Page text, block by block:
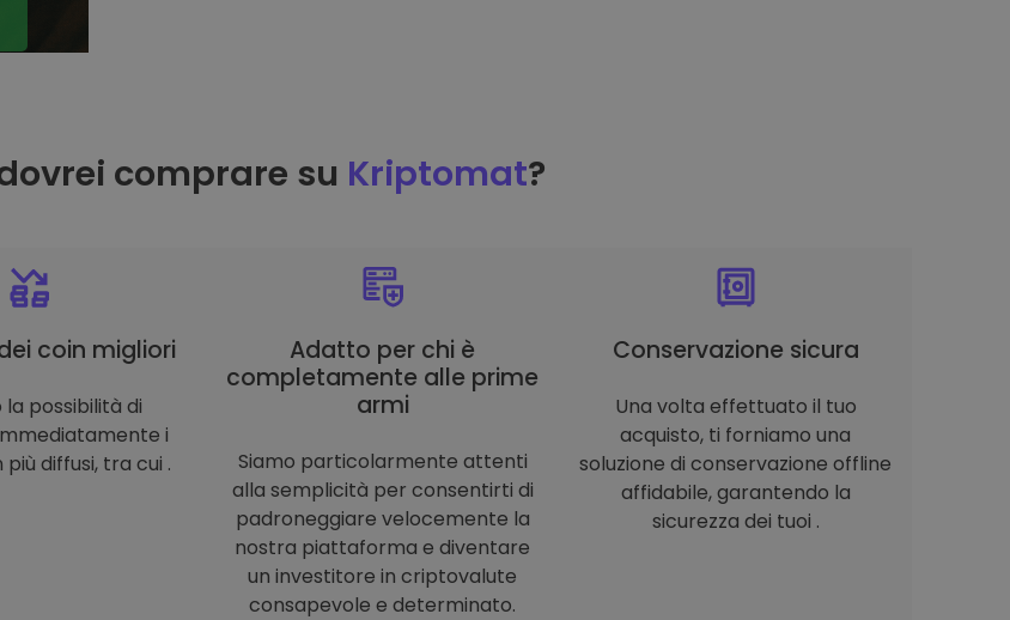
comprare su Kriptomat?
coin migliori
possibilità di
i
diffusi, tra cui .
Adatto per chi è
completamente alle prime
armi
Siamo particolarmente attenti
alla semplicità per consentirti di
padroneggiare velocemente la
nostra piattaforma e diventare
un investitore in criptovalute
consapevole e determinato.
Conservazione sicura
Una volta effettuato il tuo
acquisto, ti forniamo una
soluzione di conservazione offline
affidabile, garantendo la
sicurezza dei tuoi .